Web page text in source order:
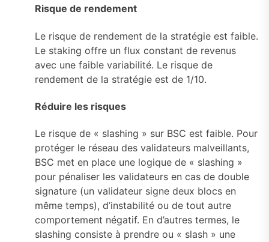
Risque de rendement
Le risque de rendement de la stratégie est faible.
Le staking offre un flux constant de revenus
avec une faible variabilité. Le risque de
rendement de la stratégie est de 1/10.
Réduire les risques
Le risque de « slashing » sur BSC est faible. Pour
protéger le réseau des validateurs malveillants,
BSC met en place une logique de « slashing »
pour pénaliser les validateurs en cas de double
signature (un validateur signe deux blocs en
même temps), d’instabilité ou de tout autre
comportement négatif. En d’autres termes, le
slashing consiste à prendre ou « slash » une